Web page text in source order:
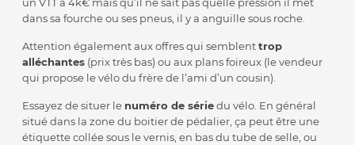
dans sa fourche ou ses pneus, il y a anguille sous roche.
Attention également aux offres qui semblenttrop
alléchantes (prix très bas) ou aux plans foireux (le vendeur
qui propose le vélo du frère de l’ami d’un cousin).
Essayez de situer le numéro de sériedu vélo. En général
situé dans la zone du boitier de pédalier, ça peut être une
étiquette collée sous le vernis, en bas du tube de selle, ou